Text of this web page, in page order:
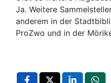
Ja. Weitere
anderem in der
ProZwo und in der